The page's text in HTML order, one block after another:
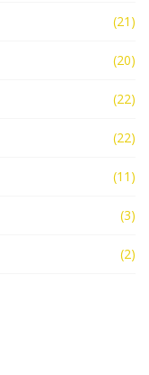
(21)
(20)
(22)
(22)
(11)
(3)
(2)